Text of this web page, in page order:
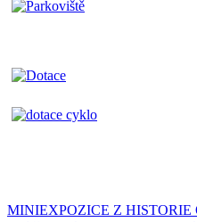
MINIEXPOZICE Z